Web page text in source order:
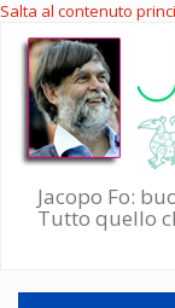
Salta al contenuto
Jacopo Fo:
Tutto quello